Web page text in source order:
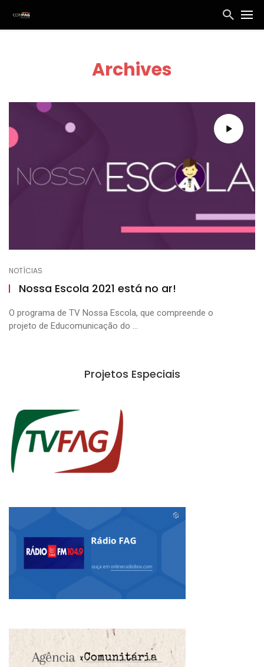
Archives
NOTÍCIAS
Nossa Escola 2021 está no ar!
O programa de TV Nossa Escola, que compreende o
projeto de Educomunicação do ...
Projetos Especiais